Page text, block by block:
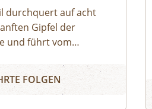
durchquert auf acht
Gipfel der
und führt vom
zu den Thermen
und weiter bis an den
5 Falkertsee - Bad Kleinkirchheim
FOLGEN